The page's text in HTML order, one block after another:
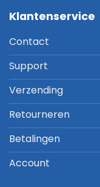
Klantenservice
Contact
Support
Verzending
Retourneren
Betalingen
Account